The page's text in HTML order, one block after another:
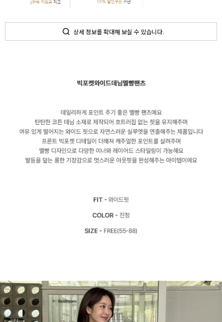
상세 정보를 확대해 보실 수 있습니다.